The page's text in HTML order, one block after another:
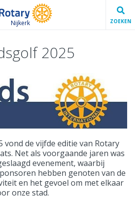
Nijkerk ZOEKEN
2025
vond de vijfde editie van Rotary
Net als voorgaande jaren was
evenement, waarbij
hebben genoten van de
en het gevoel om met elkaar
onze stad.